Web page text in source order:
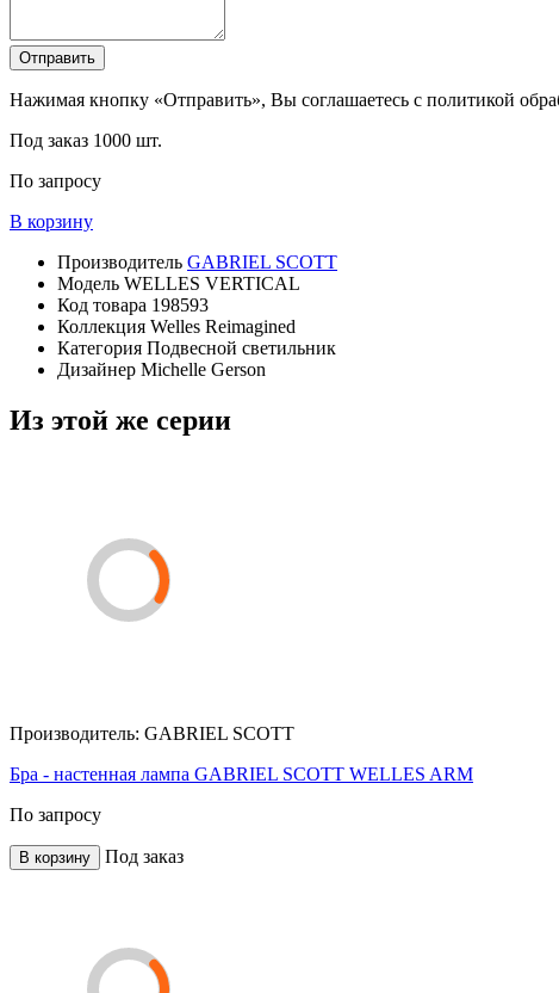
Отправить
Нажимая кнопку «Отправить», Вы соглашаетесь с политикой
Под заказ 1000 шт.
По запросу
В корзину
Производитель GABRIEL SCOTT
Модель WELLES VERTICAL
Код товара 198593
Коллекция Welles Reimagined
Категория Подвесной светильник
Дизайнер Michelle Gerson
Из этой же серии
Производитель: GABRIEL SCOTT
Бра - настенная лампа GABRIEL SCOTT WELLES ARM
По запросу
В корзину Под заказ